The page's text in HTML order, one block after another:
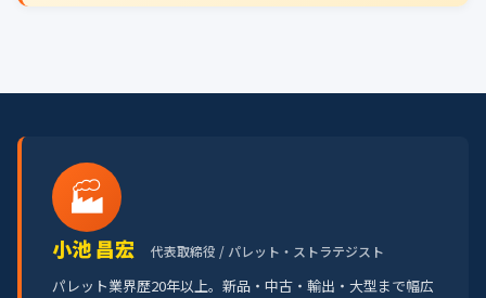
🏭
小池 昌宏 代表取締役 / パレット・ストラテジスト
パレット業界歴20年以上。新品・中古・輸出・大型まで幅広